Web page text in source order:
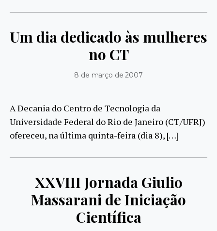
Um dia dedicado às mulheres
no CT
8 de março de 2007
A Decania do Centro de Tecnologia da
Universidade Federal do Rio de Janeiro (CT/UFRJ)
ofereceu, na última quinta-feira (dia 8), […]
XXVIII Jornada Giulio
Massarani de Iniciação
Científica